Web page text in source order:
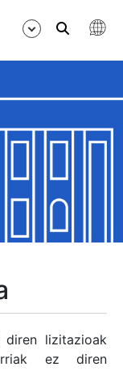
lizitazioak
ez diren